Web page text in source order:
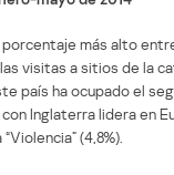
más alto
visitas a sitios de la
país ha ocupado el
Inglaterra lidera en
(4,8%).